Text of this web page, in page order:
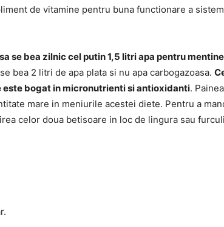
de vitamine pentru buna functionare a
se bea zilnic cel putin 1,5 litri apa pentru
bea 2 litri de apa plata si nu apa carbogazoasa.
bogat in micronutrienti si antioxidanti.
mare in meniurile acestei diete. Pentru a
celor doua betisoare in loc de lingura sau